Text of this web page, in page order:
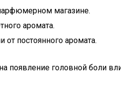
магазине.
аромата.
постоянного аромата.
появление головной боли